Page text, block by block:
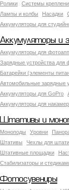
Ролики
Системы
Лампы и колбы
Насадки
Аккумуляторы для
Аккумуляторы и
Аккумуляторы для
Зарядные устройства для
Батарейки (элементы
Автомобильные зарядные
Аккумуляторы для GoPro
Аккумуляторы для
Штативы и
Моноподы Уровни
Штативы
Чехлы для
Штативные площадки
Стабилизаторы и
Фотосувениры